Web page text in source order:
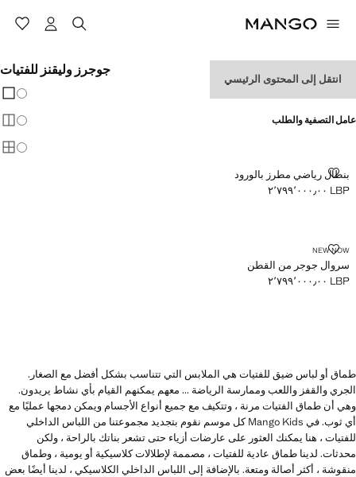
انتقل إلى المحتوى الرئيسي
جوجرز وليقنز للفتيات
عامل التصفية والطلب
بنطال رياضي مطرز بالورود
بنطال رياضي مطرز بالورود
السعر الحالي [LBP ٢٬٧٩٩٬٠٠٠٫٠٠ ]
LBP ٢٬٧٩٩٬٠٠٠٫٠٠
NEW NOW
سروال جوجر من القطن
سروال جوجر من القطن
السعر الحالي [LBP ٢٬٧٩٩٬٠٠٠٫٠٠ ]
LBP ٢٬٧٩٩٬٠٠٠٫٠٠
طماق أو لباس ضيق للفتيات هي الملابس التي تتناسب بشكل أفضل مع الصغار.
الجري والقفز واللعب وممارسة الرياضة ... معهم يمكنهم القيام بأي نشاط يريدون.
وهي أن طماق الفتيات مرنة ، وتتكيف مع جميع أنواع الأجسام ويمكن دمجها عمليًا مع
أي ثوب. في Mango Kids كل موسم نقوم بتجديد مجموعتنا من اللباس الداخلي
للفتيات ، هنا يمكنك العثور على عارضات أزياء حتى تشعر بناتك بالراحة ، ولكن
محدثات. لدينا طماق عادية للفتيات ، مصممة لإطلالات كلاسيكية أو يومية ، وطماق
منقوشة ، أكثر أصالة ومتعة. بالإضافة إلى اللباس الداخلي الكلاسيكي ، لدينا أيضًا بعض